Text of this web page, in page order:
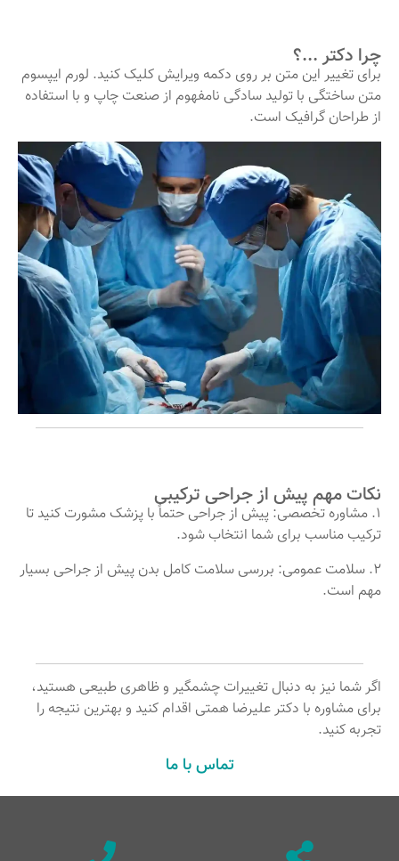
چرا دکتر ...؟
برای تغییر این متن بر روی دکمه ویرایش کلیک کنید. لورم ایپسوم
متن ساختگی با تولید سادگی نامفهوم از صنعت چاپ و با استفاده
از طراحان گرافیک است.
نکات مهم پیش از جراحی ترکیبی
1. مشاوره تخصصی: پیش از جراحی حتماً با پزشک مشورت کنید تا
ترکیب مناسب برای شما انتخاب شود.
2. سلامت عمومی: بررسی سلامت کامل بدن پیش از جراحی بسیار
مهم است.
اگر شما نیز به دنبال تغییرات چشمگیر و ظاهری طبیعی هستید،
برای مشاوره با دکتر علیرضا همتی اقدام کنید و بهترین نتیجه را
تجربه کنید.
تماس با ما